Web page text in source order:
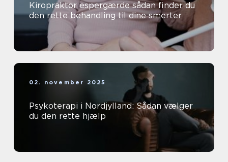
Kiropraktor espergærde sådan finder du
den rette behandling til dine smerter
02. november 2025
Psykoterapi i Nordjylland: Sådan vælger
du den rette hjælp